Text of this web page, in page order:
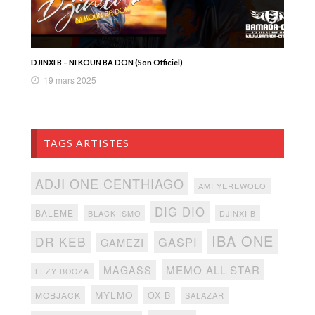
DJINXI B – NI KOUN BA DON (Son Officiel)
19 mars 2025
TAGS ARTISTES
ADJI ONE CENTHIAGO AMI YEREWOLO
BALEME BLACK ISMO DIG DIO DJINXI B
DR KEB GAMEZI GASPI IBA ONE
LEZY BOOZA MAGASS MEMO ALL STAR
MOBJACK MYLMO OX B SALAZAR